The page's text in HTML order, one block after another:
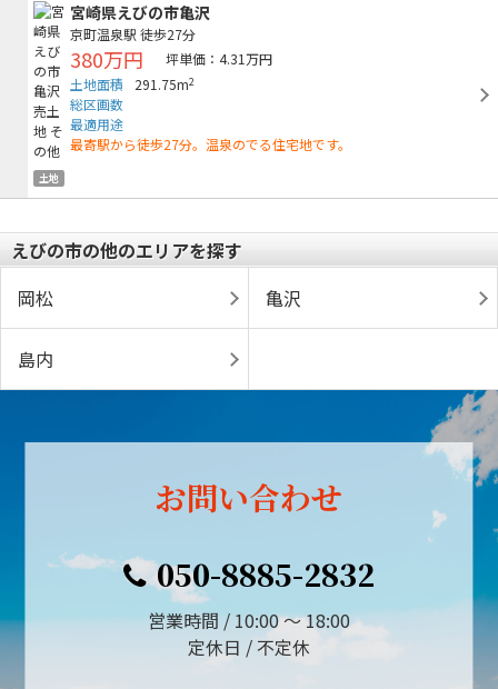
土地
宮崎県えびの市亀沢
京町温泉駅 徒歩27分
380万円
坪単価：4.31万円
土地面積
291.75m2
総区画数
最適用途
最寄駅から徒歩27分。温泉のでる住宅地です。
えびの市の他のエリアを探す
岡松
亀沢
島内
お問い合わせ
050-8885-2832
営業時間 / 10:00 ～ 18:00
定休日 / 不定休